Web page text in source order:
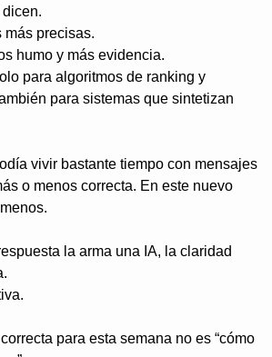
más precisas.
humo y más evidencia.
para algoritmos de ranking y
para sistemas que sintetizan
vivir bastante tiempo con mensajes
o menos correcta. En este nuevo
la arma una IA, la claridad
para esta semana no es “cómo